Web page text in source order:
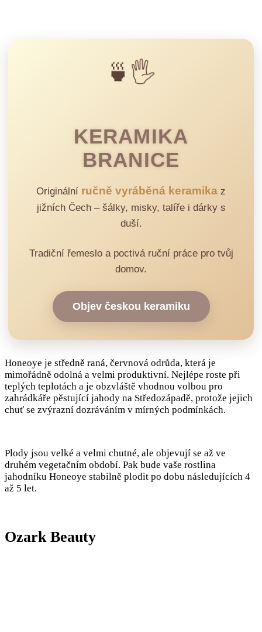
🍵🖐️
KERAMIKA
BRANICE
Originální ručně vyráběná keramika z
jižních Čech – šálky, misky, talíře i dárky s
duší.
Tradiční řemeslo a poctivá ruční práce pro tvůj
domov.
Objev českou keramiku
Honeoye je středně raná, červnová odrůda, která je
mimořádně odolná a velmi produktivní. Nejlépe roste při
teplých teplotách a je obzvláště vhodnou volbou pro
zahrádkáře pěstující jahody na Středozápadě, protože jejich
chuť se zvýrazní dozráváním v mírných podmínkách.
Plody jsou velké a velmi chutné, ale objevují se až ve
druhém vegetačním období. Pak bude vaše rostlina
jahodníku Honeoye stabilně plodit po dobu následujících 4
až 5 let.
Ozark Beauty